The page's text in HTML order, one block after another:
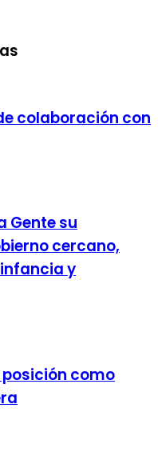
colaboración con
Gente su
cercano,
y
como